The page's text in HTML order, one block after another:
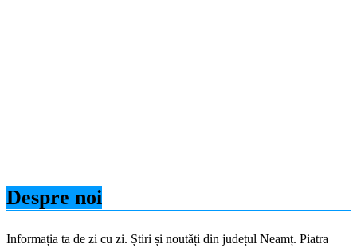
Despre noi
Informația ta de zi cu zi. Știri și noutăți din județul Neamț. Piatra